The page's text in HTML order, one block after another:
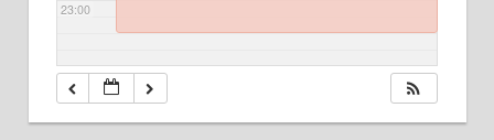
23:00